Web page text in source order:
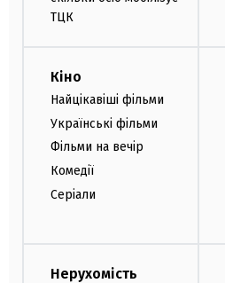
ТЦК
Кіно
Найцікавіші фільми
Українські фільми
Фільми на вечір
Комедії
Серіали
Нерухомість